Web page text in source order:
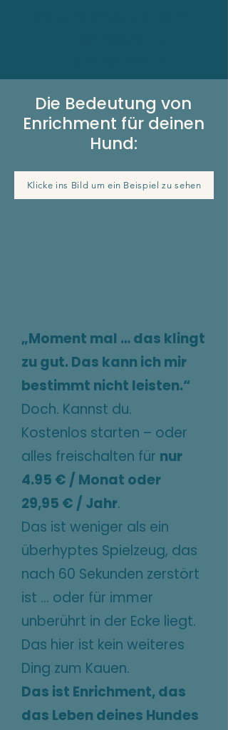
Die Bedeutung von
Enrichment für deinen
Hund:
Klicke ins Bild um ein Beispiel zu sehen
„Moment mal … das klingt
zu gut. Das kann ich mir
bestimmt nicht leisten.“
Doch. Kannst du.
Kostenlos starten – oder
alles freischalten für nur
4.95 € / Monat oder
29,95 € / Jahr.
Das ist weniger als ein
überhyptes Spielzeug, das
nach 60 Sekunden zerstört
ist … oder für immer
unberührt in der Ecke liegt.
Das hier ist kein weiteres
Ding zum Kauen.
Das ist Enrichment, das
das Leben deines Hundes